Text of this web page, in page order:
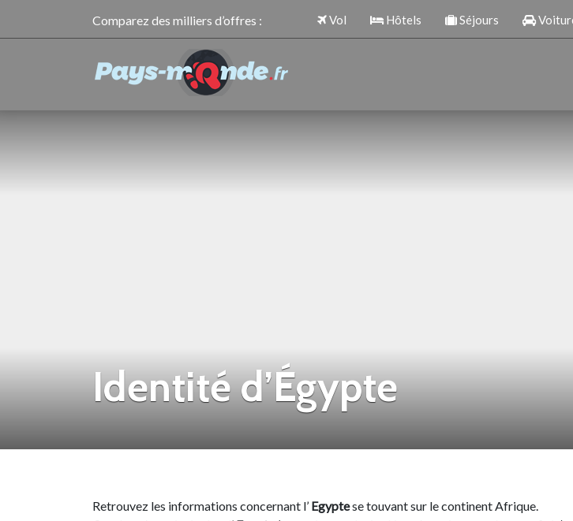
Comparez des milliers d’offres : Vol Hôtels Séjours
Identité d’Égypte
Retrouvez les informations concernant l’ Egyptese touvant sur le continent Afrique.